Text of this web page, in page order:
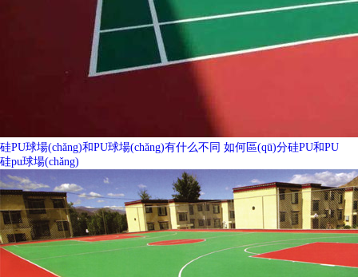
硅PU球場(chǎng)和PU球場(chǎng)有什么不同 如何區(qū)分硅PU和PU
硅pu球場(chǎng)